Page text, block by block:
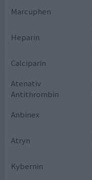
Marcuphen
Heparin
Calciparin
Atenativ
Antithrombin
Anbinex
Atryn
Kybernin